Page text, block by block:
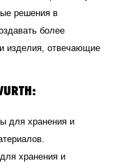
решения в
более
изделия, отвечающие
для хранения и
хранения и